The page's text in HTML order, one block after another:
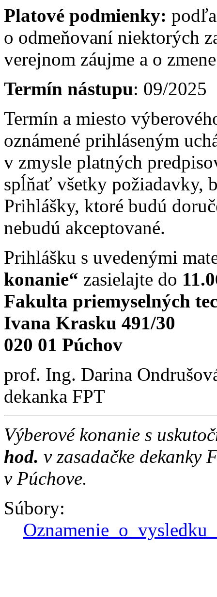
Platové podmienky:
o odmeňovaní niektorých
verejnom záujme a o
Termín nástupu: 09/2025
Termín a miesto
oznámené prihláseným
v zmysle platných
spĺňať všetky požiadavky,
Prihlášky, ktoré budú
nebudú akceptované.
Prihlášku s uvedenými
konanie“ zasielajte do
Fakulta priemyselných
Ivana Krasku 491/30
020 01 Púchov
prof. Ing. Darina
dekanka FPT
Výberové konanie s
hod. v zasadačke dekanky
v Púchove.
Súbory: